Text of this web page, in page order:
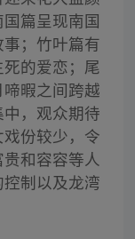
篇呈现南国
；竹叶篇有
的爱恋；尾
暇之间跨越
，观众期待
份较少，令
和容容等人
制以及龙湾